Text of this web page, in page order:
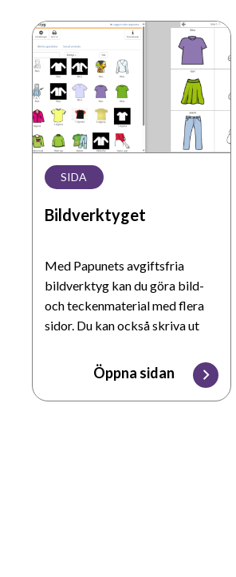
Bildverktyget
SIDA
Bildverktyget
Med Papunets avgiftsfria
bildverktyg kan du göra bild-
och teckenmaterial med flera
sidor. Du kan också skriva ut
bildbankens över 39 000 bilder
och ett rutfält, dit bilderna
enkelt kan föras över. Du kan
Öppna sidan